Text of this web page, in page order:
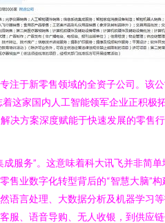
注于新零售领域的全资子公司。该
这家国内人工智能领军企业正积极
决方案深度赋能于快速发展的零售行
服务”。这意味着科大讯飞并非简单
售业数字化转型背后的“智慧大脑”构
语言处理、大数据分析及机器学习
服、语音导购、无人收银，到供应